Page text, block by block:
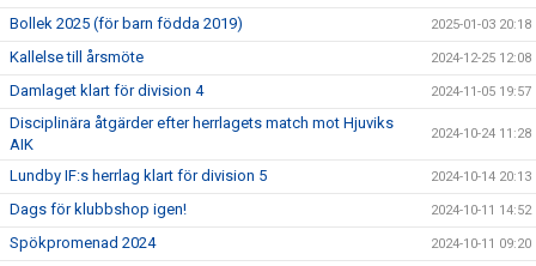
Bollek 2025 (för barn födda 2019) 2025-01-03 20:18
Kallelse till årsmöte 2024-12-25 12:08
Damlaget klart för division 4 2024-11-05 19:57
Disciplinära åtgärder efter herrlagets match mot Hjuviks
AIK
2024-10-24 11:28
Lundby IF:s herrlag klart för division 5 2024-10-14 20:13
Dags för klubbshop igen! 2024-10-11 14:52
Spökpromenad 2024 2024-10-11 09:20